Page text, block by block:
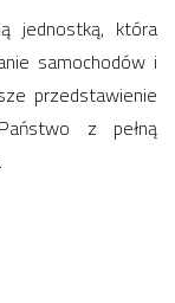
jednostką, która
samochodów i
przedstawienie
z pełną